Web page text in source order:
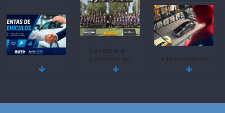
Mercado
Kia reúne a
jugadores de
fútbol de todo
Ultima película
‘Spider‑Man: